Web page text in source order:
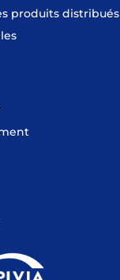
produits distribués